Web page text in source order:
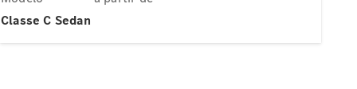
Sedans
Classe C Sedan